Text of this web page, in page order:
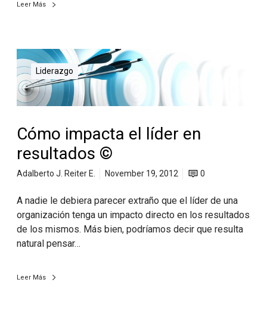
Leer Más
Liderazgo
Cómo impacta el líder en
resultados ©
Adalberto J. Reiter E. November 19, 2012 0
A nadie le debiera parecer extraño que el líder de una
organización tenga un impacto directo en los resultados
de los mismos. Más bien, podríamos decir que resulta
natural pensar…
Leer Más